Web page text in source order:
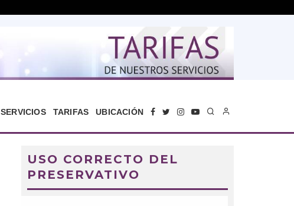
SERVICIOS TARIFAS UBICACIÓN
USO CORRECTO DEL
PRESERVATIVO